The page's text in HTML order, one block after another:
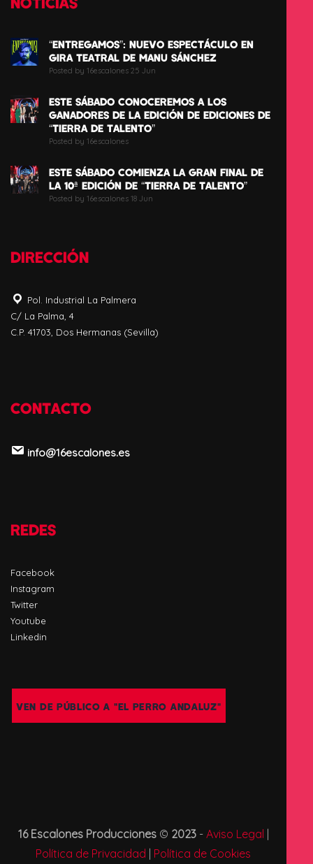
“ENTREGAMOS”: NUEVO ESPECTÁCULO EN
GIRA TEATRAL DE MANU SÁNCHEZ
Posted by 16escalones 25 Jun
ESTE SÁBADO CONOCEREMOS A LOS
GANADORES DE LA EDICIÓN DE EDICIONES DE
“TIERRA DE TALENTO”
Posted by 16escalones
ESTE SÁBADO COMIENZA LA GRAN FINAL DE
LA 10ª EDICIÓN DE “TIERRA DE TALENTO”
Posted by 16escalones 18 Jun
DIRECCIÓN
Pol. Industrial La Palmera
C/ La Palma, 4
C.P. 41703, Dos Hermanas (Sevilla)
CONTACTO
info@16escalones.es
REDES
Facebook
Instagram
Twitter
Youtube
Linkedin
VEN DE PÚBLICO A "EL PERRO ANDALUZ"
16 Escalones Producciones© 2023- Aviso Legal |
Política de Privacidad | Política de Cookies